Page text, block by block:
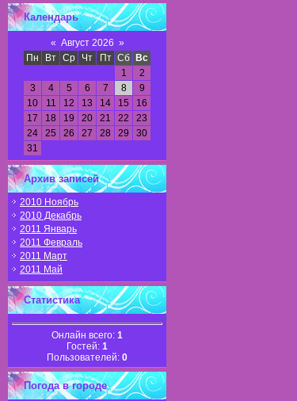
Календарь
« Август 2026 »
Пн
Вт Ср Чт Пт Сб Вс
1
2
3
4 5 6 7 8
9
10
11 12 13 14 15
16
17
18 19 20 21 22
23
24
25 26 27 28 29
30
31
Архив записей
2010 Ноябрь
2010 Декабрь
2011 Январь
2011 Февраль
2011 Март
2011 Май
Статистика
Онлайн всего: 1
Гостей: 1
Пользователей: 0
Погода в городе